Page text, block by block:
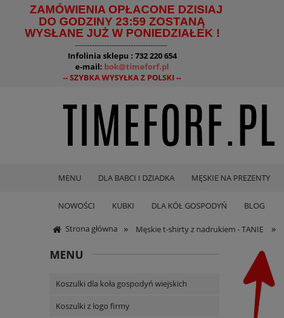
ZAMÓWIENIA OPŁACONE DZISIAJ
DO GODZINY 23:59 ZOSTANĄ
WYSŁANE JUŻ W PONIEDZIAŁEK !
--------------------------------------
Infolinia sklepu : 732 220 654
e-mail: bok@timeforf.pl
-- SZYBKA WYSYŁKA Z POLSKI --
MENU DLA BABCI I DZIADKA MĘSKIE NA PREZENTY
NOWOŚCI KUBKI DLA KÓŁ GOSPODYŃ BLOG
Strona główna » Męskie t-shirty z nadrukiem - TANIE »
MENU
Koszulki dla koła gospodyń wiejskich
Koszulki z logo firmy